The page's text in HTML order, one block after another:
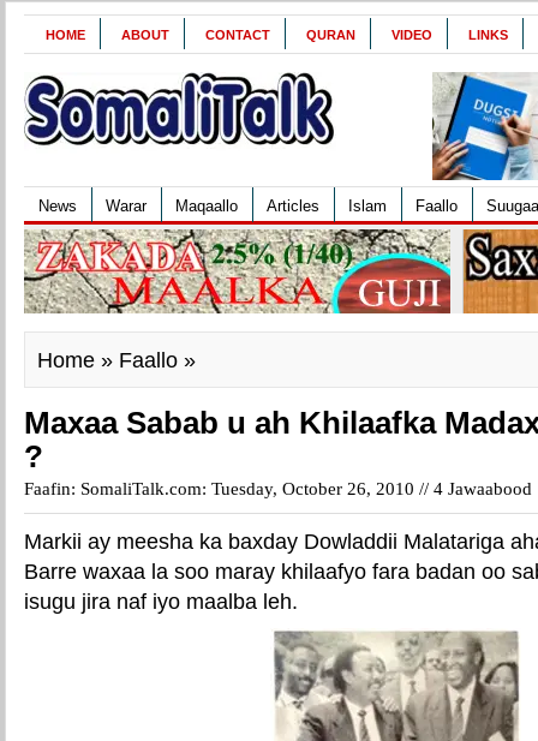
HOME ABOUT CONTACT QURAN VIDEO LINKS
News Warar Maqaallo Articles Islam Faallo
Home » Faallo »
Maxaa Sabab u ah Khilaafka
?
Faafin: SomaliTalk.com: Tuesday, October 26, 2010 // 4 Jawaabood
Markii ay meesha ka baxday Dowladdii Malatariga
Barre waxaa la soo maray khilaafyo fara badan oo
isugu jira naf iyo maalba leh.